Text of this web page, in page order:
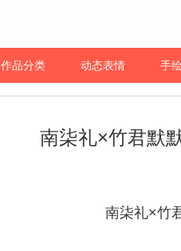
作品分类 动态表情 手
南柒礼×竹君默
南柒礼×竹